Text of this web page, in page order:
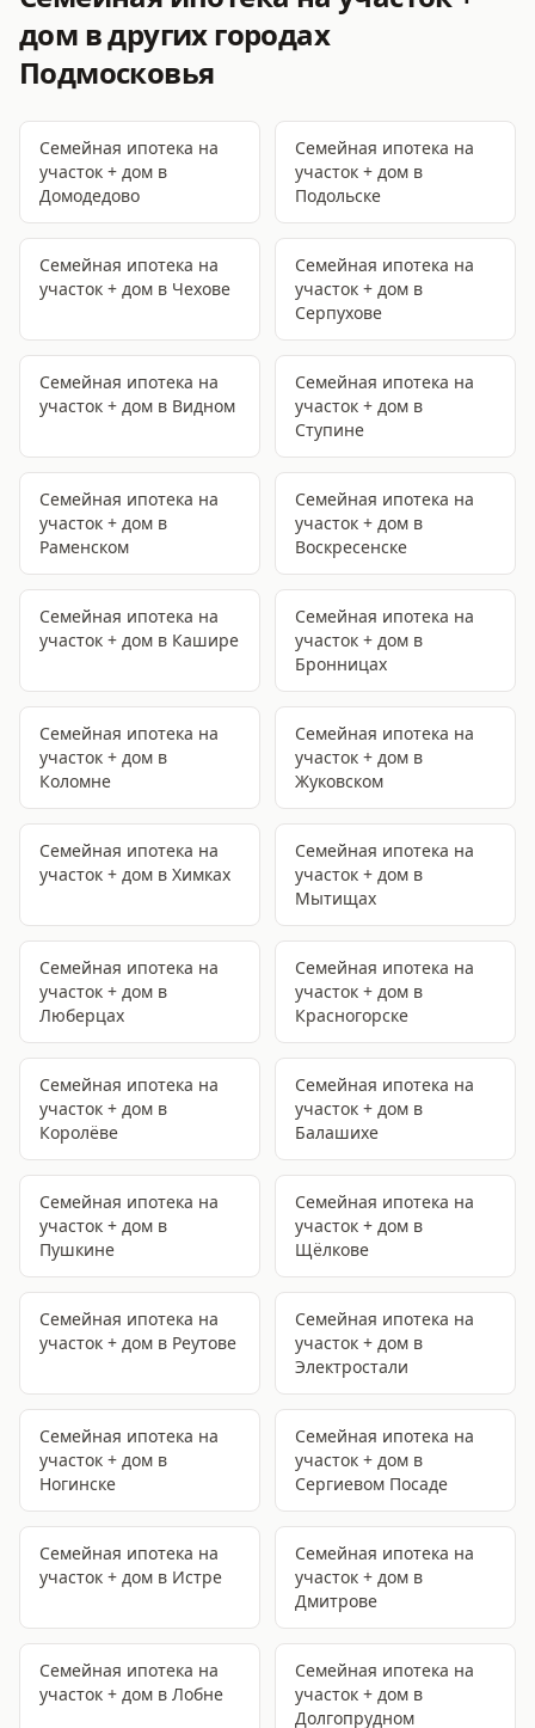
дом в других городах
Подмосковья
Семейная ипотека на
участок + дом в
Домодедово
Семейная ипотека на
участок + дом в
Подольске
Семейная ипотека на
участок + дом в Чехове
Семейная ипотека на
участок + дом в
Серпухове
Семейная ипотека на
участок + дом в Видном
Семейная ипотека на
участок + дом в
Ступине
Семейная ипотека на
участок + дом в
Раменском
Семейная ипотека на
участок + дом в
Воскресенске
Семейная ипотека на
участок + дом в Кашире
Семейная ипотека на
участок + дом в
Бронницах
Семейная ипотека на
участок + дом в
Коломне
Семейная ипотека на
участок + дом в
Жуковском
Семейная ипотека на
участок + дом в Химках
Семейная ипотека на
участок + дом в
Мытищах
Семейная ипотека на
участок + дом в
Люберцах
Семейная ипотека на
участок + дом в
Красногорске
Семейная ипотека на
участок + дом в
Королёве
Семейная ипотека на
участок + дом в
Балашихе
Семейная ипотека на
участок + дом в
Пушкине
Семейная ипотека на
участок + дом в
Щёлкове
Семейная ипотека на
участок + дом в Реутове
Семейная ипотека на
участок + дом в
Электростали
Семейная ипотека на
участок + дом в
Ногинске
Семейная ипотека на
участок + дом в
Сергиевом Посаде
Семейная ипотека на
участок + дом в Истре
Семейная ипотека на
участок + дом в
Дмитрове
Семейная ипотека на
участок + дом в Лобне
Семейная ипотека на
участок + дом в
Долгопрудном